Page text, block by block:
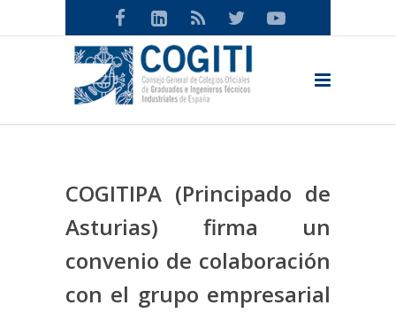
COGITIPA (Principado de
Asturias) firma un
convenio de colaboración
con el grupo empresarial